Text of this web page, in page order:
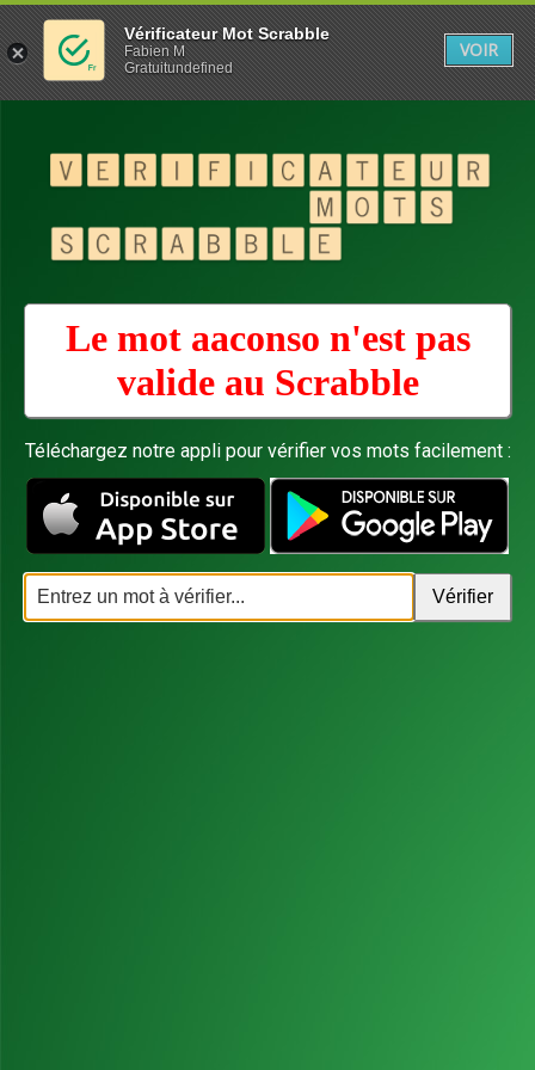
Le mot aaconso n'est pas
valide au Scrabble
Téléchargez notre appli pour vérifier vos mots facilement :
Vérificateur Mot Scrabble
Fabien M
Gratuitundefined
VOIR